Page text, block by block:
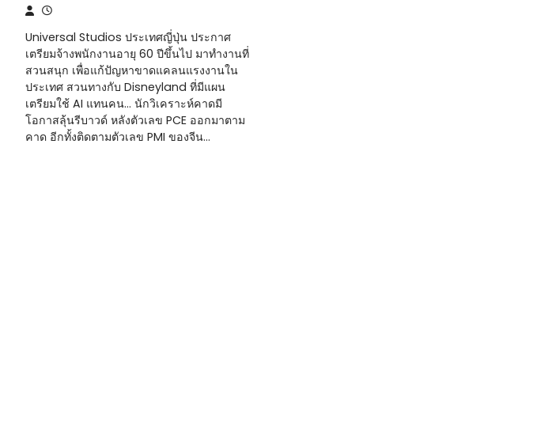
Universal Studios ประเทศญี่ปุ่น ประกาศ
เตรียมจ้างพนักงานอายุ 60 ปีขึ้นไป มาทำงานที่
สวนสนุก เพื่อแก้ปัญหาขาดแคลนแรงงานใน
ประเทศ สวนทางกับ Disneyland ที่มีแผน
เตรียมใช้ AI แทนคน… นักวิเคราะห์คาดมี
โอกาสลุ้นรีบาวด์ หลังตัวเลข PCE ออกมาตาม
คาด อีกทั้งติดตามตัวเลข PMI ของจีน…